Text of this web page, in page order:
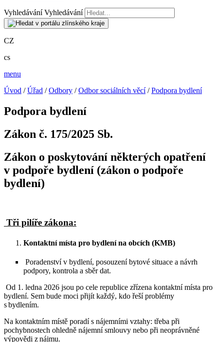
Vyhledávání Vyhledávání
CZ
cs
menu
Úvod /Úřad /Odbory /Odbor sociálních věcí/Podpora bydlení
Podpora bydlení
Zákon č. 175/2025 Sb.
Zákon o poskytování některých opatření
v podpoře bydlení (zákon o podpoře
bydlení)
Tři pilíře zákona:
Kontaktní místa pro bydlenína obcích (KMB)
Poradenství v bydlení, posouzení bytové situace a návrh
podpory, kontrola a sběr dat.
Od 1. ledna 2026 jsou po cele republice zřízena kontaktní místa pro
bydlení. Sem bude moci přijít každý, kdo řeší problémy
s bydlením.
Na kontaktním místě poradí s nájemními vztahy: třeba při
pochybnostech ohledně nájemní smlouvy nebo při neoprávněné
výpovědi z nájmu.